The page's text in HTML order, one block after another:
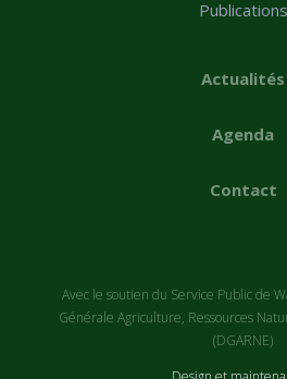
Publications
Actualités
Agenda
Contact
Avec le soutien du Service Public de
Générale Agriculture, Ressources
(DGARNE)